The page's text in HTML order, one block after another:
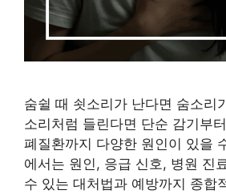
숨쉴 때 쇳소리가 난다면 숨소리
소리처럼 들린다면 단순 감기부
폐질환까지 다양한 원인이 있을
에서는 원인, 응급 신호, 병원 진
수 있는 대처법과 예방까지 종합